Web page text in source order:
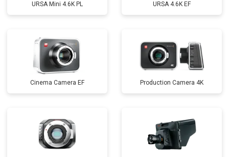
URSA Mini 4.6K PL URSA 4.6K EF
Cinema Camera EF Production Camera 4K